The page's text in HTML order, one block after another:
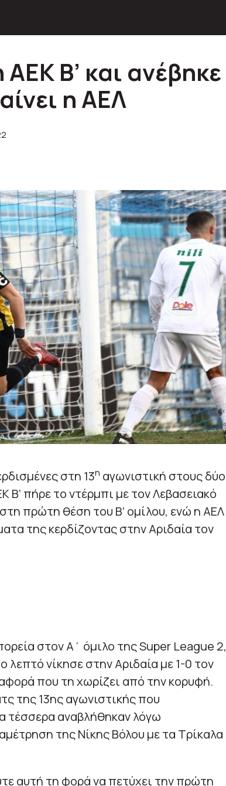
Β’ και ανέβηκε
η ΑΕΛ
στη 13η αγωνιστική στους δύο
Β’ πήρε το ντέρμπι με τον Λεβασειακό
πρώτη θέση του Β’ ομίλου, ενώ η ΑΕΛ
της κερδίζοντας στην Αριδαία τον
στον Α΄ όμιλο της Super League 2,
νίκησε στην Αριδαία με 1-0 τον
που τη χωρίζει από την κορυφή.
της 13ης αγωνιστικής που
τέσσερα αναβλήθηκαν λόγω
της Νίκης Βόλου με τα Τρίκαλα
αυτή τη φορά να πετύχει την πρώτη